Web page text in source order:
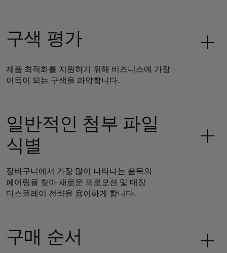
구색 평가
제품 최적화를 지원하기 위해 비즈니스에 가장
이득이 되는 구색을 파악합니다.
일반적인 첨부 파일
식별
장바구니에서 가장 많이 나타나는 품목의
페어링을 찾아 새로운 프로모션 및 매장
디스플레이 전략을 용이하게 합니다.
구매 순서